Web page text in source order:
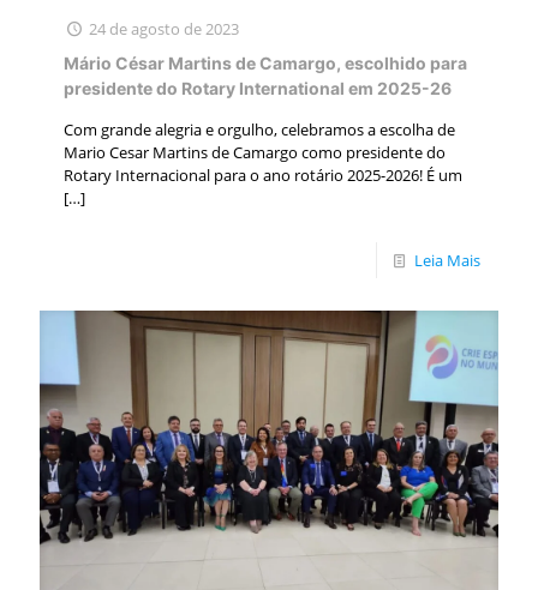
24 de agosto de 2023
Mário César Martins de Camargo, escolhido para
presidente do Rotary International em 2025-26
Com grande alegria e orgulho, celebramos a escolha de
Mario Cesar Martins de Camargo como presidente do
Rotary Internacional para o ano rotário 2025-2026! É um
[…]
Leia Mais